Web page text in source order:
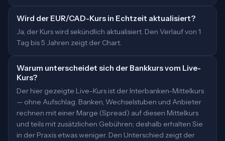
Wird der EUR/CAD-Kurs in Echtzeit aktualisiert?
Ja, der Kurs wird sekündlich aktualisiert. Den Verlauf von 1
Tag bis 5 Jahren zeigt der Chart.
Warum unterscheidet sich der Bankkurs vom Live-
Kurs?
Der hier gezeigte Live-Kurs ist der Interbanken-Mittelkurs
— ohne Aufschlag. Banken, Wechselstuben und Anbieter
rechnen mit einer Marge (Spread) auf diesen Mittelkurs
und teils mit zusätzlichen Gebühren; deshalb erhalten Sie
in der Praxis etwas weniger. Den Unterschied zeigt der